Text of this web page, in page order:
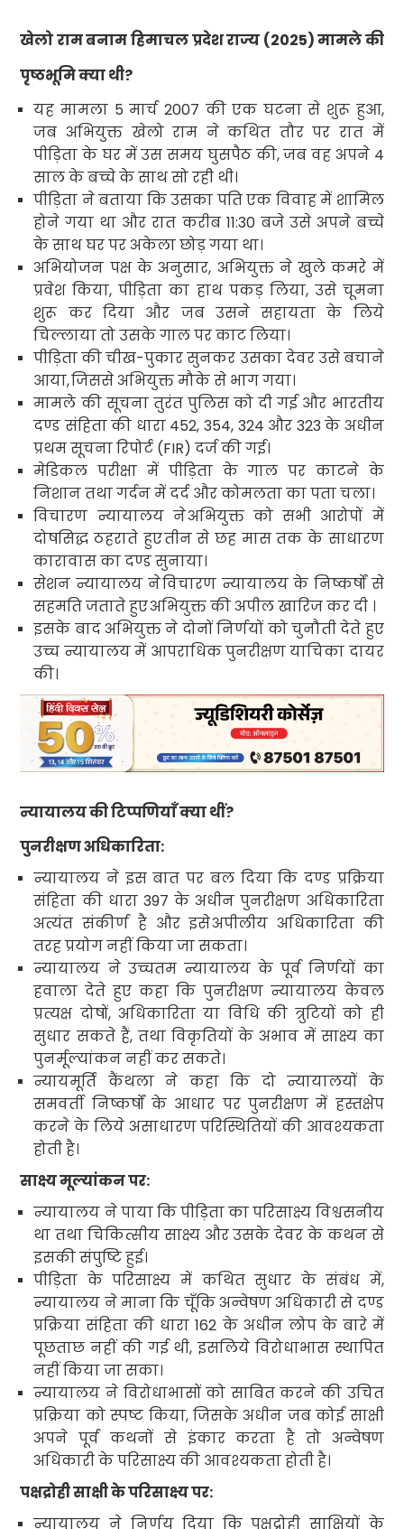
खेलो राम बनाम हिमाचल प्रदेश राज्य (2025)मामले की
पृष्ठभूमि क्या थी?
यह मामला 5मार्च 2007 की एक घटना से शुरू हुआ,
जब अभियुक्त खेलो राम ने कथित तौर पर रात में
पीड़िता के घर में उस समय घुसपैठ की,जब वह अपने 4
साल के बच्चे के साथ सो रही थी।
पीड़िता ने बताया कि उसका पति एक विवाह में शामिल
होने गया था और रात करीब 11:30 बजे उसे अपने बच्चे
के साथ घर पर अकेला छोड़ गया था।
अभियोजन पक्ष के अनुसार, अभियुक्त ने खुले कमरे में
प्रवेश किया,पीड़िता का हाथ पकड़ लिया, उसे चूमना
शुरू कर दिया और जब उसने सहायता के लिये
चिल्लाया तो उसके गाल पर काट लिया।
पीड़िता की चीख-पुकार सुनकर उसका देवर उसे बचाने
आया,जिससे अभियुक्त मौके से भाग गया।
मामले की सूचना तुरंत पुलिस को दी गई और भारतीय
दण्ड संहिता की धारा 452, 354, 324 और 323के अधीन
प्रथम सूचना रिपोर्ट (FIR) दर्ज की गई।
मेडिकल परीक्षा में पीड़िता के गाल पर काटने के
निशान तथा गर्दन में दर्द और कोमलता का पता चला।
विचारण न्यायालय नेअभियुक्त को सभी आरोपों में
दोषसिद्ध ठहराते हुएतीन से छह मास तक के साधारण
कारावास का दण्ड सुनाया।
सेशन न्यायालय नेविचारण न्यायालय के निष्कर्षों से
सहमति जताते हुएअभियुक्त की अपील खारिज कर दी ।
इसके बाद अभियुक्त ने दोनों निर्णयों को चुनौती देते हुए
उच्च न्यायालय में आपराधिक पुनरीक्षण याचिका दायर
की।
न्यायालय की टिप्पणियाँ क्या थीं?
पुनरीक्षण अधिकारिता:
न्यायालय ने इस बात पर बल दिया कि दण्ड प्रक्रिया
संहिता की धारा 397के अधीन पुनरीक्षण अधिकारिता
अत्यंत संकीर्ण है और इसेअपीलीय अधिकारिता की
तरह प्रयोग नहीं किया जा सकता।
न्यायालय ने उच्चतम न्यायालय के पूर्व निर्णयों का
हवाला देते हुए कहा कि पुनरीक्षण न्यायालय केवल
प्रत्यक्ष दोषों, अधिकारिता या विधि की त्रुटियों को ही
सुधार सकते हैं, तथा विकृतियों के अभाव में साक्ष्य का
पुनर्मूल्यांकन नहीं कर सकते।
न्यायमूर्ति कैंथला ने कहा कि दो न्यायालयों के
समवर्ती निष्कर्षों के आधार पर पुनरीक्षण में हस्तक्षेप
करने के लिये असाधारण परिस्थितियों की आवश्यकता
होती है।
साक्ष्य मूल्यांकन पर:
न्यायालय ने पाया कि पीड़िता का परिसाक्ष्य विश्वसनीय
था तथा चिकित्सीय साक्ष्य और उसके देवर के कथन से
इसकी संपुष्टि हुई।
पीड़िता के परिसाक्ष्य में कथित सुधार के संबंध में,
न्यायालय ने माना कि चूँकिअन्वेषण अधिकारी से दण्ड
प्रक्रिया संहिता की धारा162 के अधीन लोप के बारे में
पूछताछ नहीं की गई थी,इसलिये विरोधाभास स्थापित
नहीं किया जा सका।
न्यायालय ने विरोधाभासों को साबित करने की उचित
प्रक्रिया को स्पष्ट किया,जिसके अधीन जब कोई साक्षी
अपने पूर्व कथनों से इंकार करता है तो अन्वेषण
अधिकारी के परिसाक्ष्य की आवश्यकता होती है।
पक्षद्रोही साक्षी के परिसाक्ष्य पर:
न्यायालय ने निर्णय दिया कि पक्षद्रोही साक्षियों के